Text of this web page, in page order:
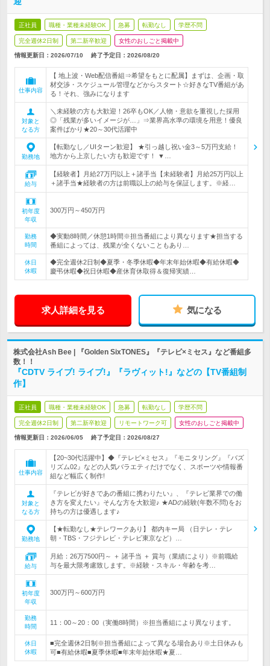
正社員 職種・業種未経験OK 急募 転勤なし 学歴不問
完全週休2日制 第二新卒歓迎 女性のおしごと掲載中
情報更新日：2026/07/10 終了予定日： 2026/08/20
仕事内容
【 地上波・Web配信番組⇒希望をもとに配属】まずは、企画・取
材交渉・スケジュール管理などからスタート☆好きなTV番組があ
る！それ、強みになります
対象と
なる方
＼未経験の方も大歓迎！26卒もOK／人物・意欲を重視した採用
◎「残業が多いイメージが…」⇒業界高水準の環境を用意！優良
案件ばかり★20～30代活躍中
勤務地
【転勤なし／UIターン歓迎】 ★引っ越し祝い金3～5万円支給！
地方から上京したい方も歓迎です！ ▼…
給与
【経験者】月給27万円以上＋諸手当【未経験者】月給25万円以上
＋諸手当★経験者の方は前職以上の給与を保証します。※経…
初年度
年収
300万円～450万円
勤務
時間
◆実動8時間／休憩1時間※担当番組により異なります★担当する
番組によっては、残業が全くないこともあり…
休日
休暇
◆完全週休2日制◆夏季・冬季休暇◆年末年始休暇◆有給休暇◆
慶弔休暇◆祝日休暇◆産休育休取得＆復帰実績…
求人詳細を見る 気になる
株式会社Ash Bee | 『Golden SixTONES』『テレビ×ミセス』など番組多
数！！
『CDTV ライブ! ライブ!』『ラヴィット!』などの【TV番組制
作】
正社員 職種・業種未経験OK 急募 転勤なし 学歴不問
完全週休2日制 第二新卒歓迎 リモートワーク可 女性のおしごと掲載中
情報更新日：2026/06/05 終了予定日： 2026/08/27
仕事内容
【20~30代活躍中】◆『テレビ×ミセス』『モニタリング』『バズ
リズム02』などの人気バラエティだけでなく、スポーツや情報番
組など幅広く制作!
対象と
なる方
『テレビが好きであの番組に携わりたい』、『テレビ業界での働
き方を変えたい』そんな方を大歓迎♪ ★ADの経験(年数不問)をお
持ちの方は優遇します♪
勤務地
【★転勤なし★テレワークあり】 都内キー局 （日テレ・テレ
朝・TBS・フジテレビ・テレビ東京など）…
給与
月給：26万7500円～ ＋ 諸手当 ＋ 賞与（業績により）※前職給
与を最大限考慮致します。※経験・スキル・年齢を考…
初年度
年収
300万円～600万円
勤務
時間
11：00～20：00（実働8時間）※担当番組により異なります。
休日
休暇
■完全週休2日制※担当番組によって異なる場合あり※土日休みも
可■有給休暇■夏季休暇■年末年始休暇★夏…